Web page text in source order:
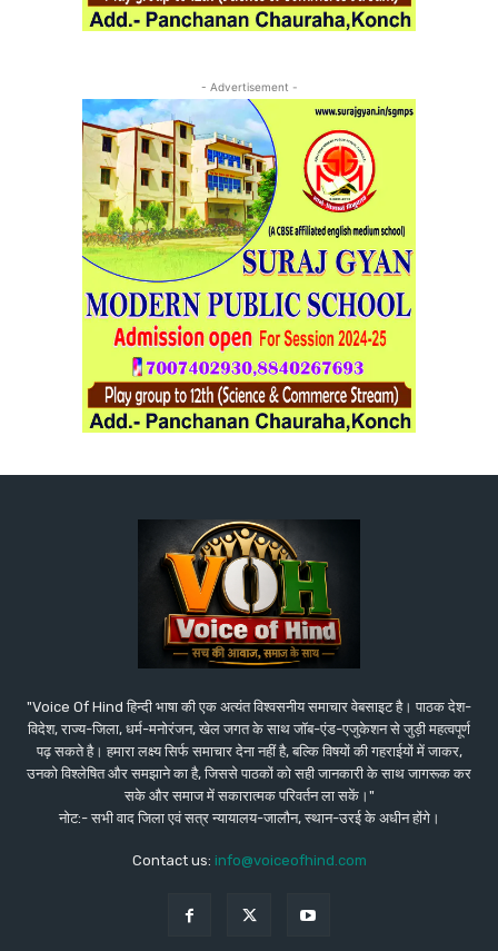
- Advertisement -
"Voice Of Hind हिन्दी भाषा की एक अत्यंत विश्वसनीय समाचार वेबसाइट है। पाठक देश-
विदेश, राज्य-जिला, धर्म-मनोरंजन, खेल जगत के साथ जॉब-एंड-एजुकेशन से जुड़ी महत्वपूर्ण
पढ़ सकते है। हमारा लक्ष्य सिर्फ समाचार देना नहीं है, बल्कि विषयों की गहराईयों में जाकर,
उनको विश्लेषित और समझाने का है, जिससे पाठकों को सही जानकारी के साथ जागरूक कर
सके और समाज में सकारात्मक परिवर्तन ला सकें।"
नोट:- सभी वाद जिला एवं सत्र न्यायालय-जालौन, स्थान-उरई के अधीन होंगे।
Contact us: info@voiceofhind.com